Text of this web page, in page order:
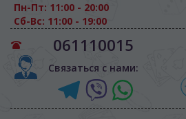
Пн-Пт: 11:00 - 20:00
Сб-Вс: 11:00 - 19:00
061110015
Связаться с нами: